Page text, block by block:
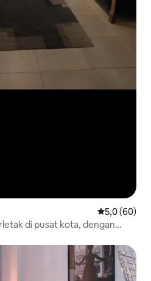
Nilai rata-
5,0 (60)
di pusat kota, dengan